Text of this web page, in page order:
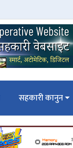
सहकारी कानुन